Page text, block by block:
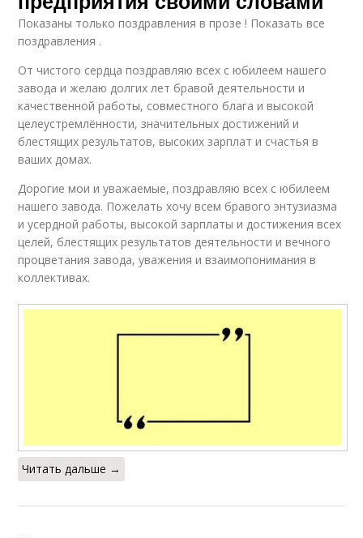
Показаны только поздравления в прозе ! Показать все
поздравления .
От чистого сердца поздравляю всех с юбилеем нашего
завода и желаю долгих лет бравой деятельности и
качественной работы, совместного блага и высокой
целеустремлённости, значительных достижений и
блестящих результатов, высоких зарплат и счастья в
ваших домах.
Дорогие мои и уважаемые, поздравляю всех с юбилеем
нашего завода. Пожелать хочу всем бравого энтузиазма
и усердной работы, высокой зарплаты и достижения всех
целей, блестящих результатов деятельности и вечного
процветания завода, уважения и взаимопонимания в
коллективах.
Читать дальше →